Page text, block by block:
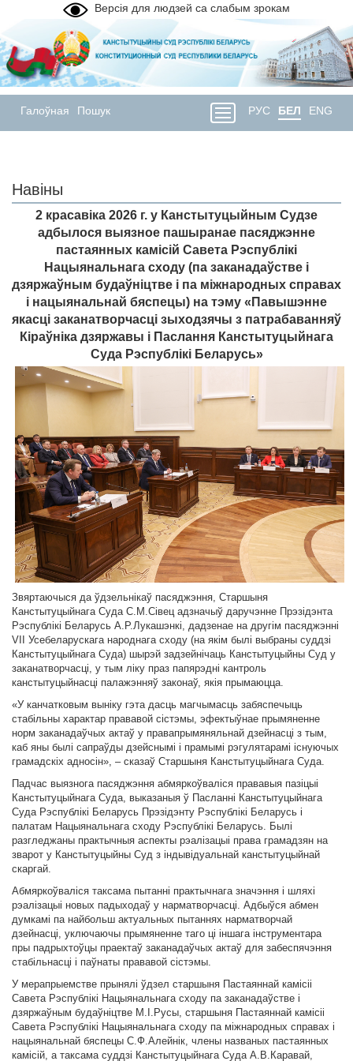
Версія для людзей са слабым зрокам
Галоўная Пошук РУС БЕЛ ENG
Навіны
2 красавіка 2026 г. у Канстытуцыйным Судзе
адбылося выязное пашыранае пасяджэнне
пастаянных камісій Савета Рэспублікі
Нацыянальнага сходу (па заканадаўстве і
дзяржаўным будаўніцтве і па міжнародных справах
і нацыянальнай бяспецы) на тэму «Павышэнне
якасці заканатворчасці зыходзячы з патрабаванняў
Кіраўніка дзяржавы і Паслання Канстытуцыйнага
Суда Рэспублікі Беларусь»
Звяртаючыся да ўдзельнікаў пасяджэння, Старшыня
Канстытуцыйнага Суда С.М.Сівец адзначыў даручэнне Прэзідэнта
Рэспублікі Беларусь А.Р.Лукашэнкі, дадзенае на другім пасяджэнні
VII Усебеларускага народнага сходу (на якім былі выбраны суддзі
Канстытуцыйнага Суда) шырэй задзейнічаць Канстытуцыйны Суд у
заканатворчасці, у тым ліку праз папярэдні кантроль
канстытуцыйнасці палажэнняў законаў, якія прымаюцца.
«У канчатковым выніку гэта дасць магчымасць забяспечыць
стабільны характар прававой сістэмы, эфектыўнае прымяненне
норм заканадаўчых актаў у правапрымяняльнай дзейнасці з тым,
каб яны былі сапраўды дзейснымі і прамымі рэгулятарамі існуючых
грамадскіх адносін», – сказаў Старшыня Канстытуцыйнага Суда.
Падчас выязнога пасяджэння абмяркоўваліся прававыя пазіцыі
Канстытуцыйнага Суда, выказаныя ў Пасланні Канстытуцыйнага
Суда Рэспублікі Беларусь Прэзідэнту Рэспублікі Беларусь і
палатам Нацыянальнага сходу Рэспублікі Беларусь. Былі
разгледжаны практычныя аспекты рэалізацыі права грамадзян на
зварот у Канстытуцыйны Суд з індывідуальнай канстытуцыйнай
скаргай.
Абмяркоўваліся таксама пытанні практычнага значэння і шляхі
рэалізацыі новых падыходаў у нарматворчасці. Адбыўся абмен
думкамі па найбольш актуальных пытаннях нарматворчай
дзейнасці, уключаючы прымяненне таго ці іншага інструментара
пры падрыхтоўцы праектаў заканадаўчых актаў для забеспячэння
стабільнасці і паўнаты прававой сістэмы.
У мерапрыемстве прынялі ўдзел старшыня Пастаяннай камісіі
Савета Рэспублікі Нацыянальнага сходу па заканадаўстве і
дзяржаўным будаўніцтве М.І.Русы, старшыня Пастаяннай камісіі
Савета Рэспублікі Нацыянальнага сходу па міжнародных справах і
нацыянальнай бяспецы С.Ф.Алейнік, члены названых пастаянных
камісій, а таксама суддзі Канстытуцыйнага Суда А.В.Каравай,